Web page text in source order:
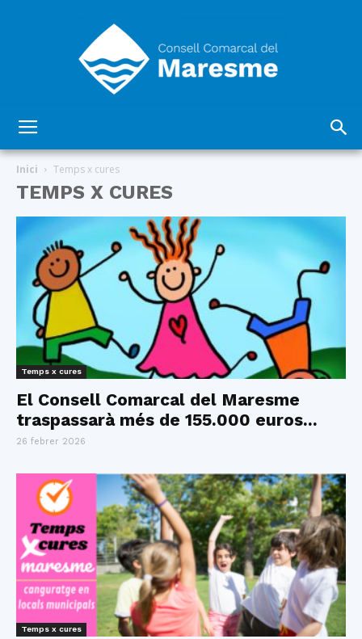
Comarcal
del
Maresme
Inici Temps x cures
TEMPS X CURES
Temps x cures
El Consell Comarcal del Maresme
traspassarà més de 155.000 euros...
26 febrer 2026
Temps x cures